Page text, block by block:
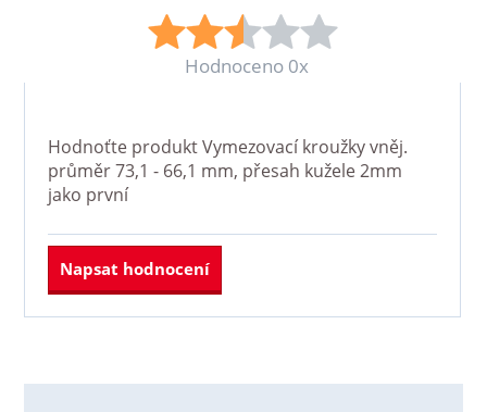
Hodnoceno 0x
Hodnoťte produktVymezovací kroužky vněj.
průměr 73,1 - 66,1 mm, přesah kužele 2mm
jako první
Napsat hodnocení